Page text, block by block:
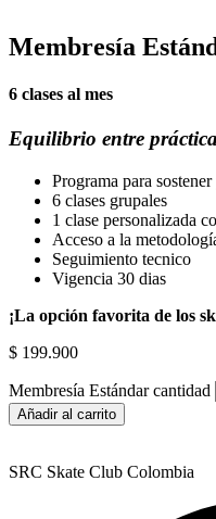
Membresía
6 clases al mes
Equilibrio entre
Programa para
6 clases grupales
1 clase personalizada
Acceso a la
Seguimiento tecnico
Vigencia 30 dias
¡La opción favorita de los
$ 199.900
Membresía Estándar cantidad
Añadir al carrito
SRC Skate Club Colombia